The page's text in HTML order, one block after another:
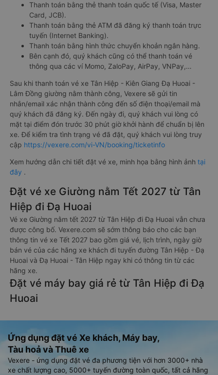
Thanh toán bằng thẻ thanh toán quốc tế (Visa, Master
Card, JCB).
Thanh toán bằng thẻ ATM đã đăng ký thanh toán trực
tuyến (Internet Banking).
Thanh toán bằng hình thức chuyển khoản ngân hàng.
Bên cạnh đó, quý khách cũng có thể thanh toán vé
thông qua các ví Momo, ZaloPay, AirPay, VNPay,…
Sau khi thanh toán vé xe Tân Hiệp - Kiên Giang Đạ Huoai -
Lâm Đồng giường nằm thành công, Vexere sẽ gửi tin
nhắn/email xác nhận thành công đến số điện thoại/email mà
quý khách đã đăng ký. Đến ngày đi, quý khách vui lòng có
mặt tại điểm đón trước 30 phút giờ khởi hành để chuẩn bị lên
xe. Để kiểm tra tình trạng vé đã đặt, quý khách vui lòng truy
cập https://vexere.com/vi-VN/booking/ticketinfo
Xem hướng dẫn chi tiết đặt vé xe, minh họa bằng hình ảnh tại
đây .
Đặt vé xe Giường nằm Tết 2027 từ Tân
Hiệp đi Đạ Huoai
Vé xe Giường nằm tết 2027 từ Tân Hiệp đi Đạ Huoai vẫn chưa
được công bố. Vexere.com sẽ sớm thông báo cho các bạn
thông tin vé xe Tết 2027 bao gồm giá vé, lịch trình, ngày giờ
bán vé của các hãng xe khách đi tuyến đường Tân Hiệp - Đạ
Huoai và Đạ Huoai - Tân Hiệp ngay khi có thông tin từ các
hãng xe.
Đặt vé máy bay giá rẻ từ Tân Hiệp đi Đạ
Huoai
Ứng dụng đặt vé Xe khách, Máy bay,
Tàu hoả và Thuê xe
Vexere - ứng dụng đặt vé đa phương tiện với hơn 3000+ nhà
xe chất lượng cao, 5000+ tuyến đường toàn quốc, tất cả hãng